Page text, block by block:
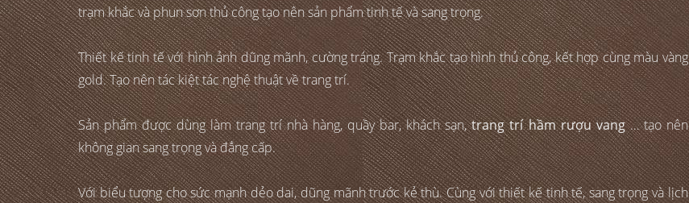
trạm khắc và phun sơn thủ công tạo nên sản phẩm tinh tế và sang trọng.
Thiết kế tinh tế với hình ảnh dũng mãnh, cường tráng. Trạm khắc tạo hình thủ công, kết hợp cùng màu vàng
gold. Tạo nên tác kiệt tác nghệ thuật về trang trí.
Sản phẩm được dùng làm trang trí nhà hàng, quầy bar, khách sạn,trang trí hầm rượu vang… tạo nên
không gian sang trọng và đẳng cấp.
Với biểu tượng cho sức mạnh dẻo dai, dũng mãnh trước kẻ thù. Cùng với thiết kế tinh tế, sang trọng và lịch